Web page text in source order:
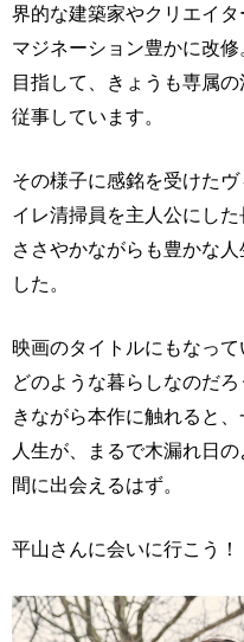
界的な建築家やクリエイ
マジネーション豊かに改
目指して、きょうも専属
従事しています。
その様子に感銘を受けた
イレ清掃員を主人公にした
ささやかながらも豊かな
した。
映画のタイトルにもなって
どのような暮らしなのだ
きながら本作に触れると
人生が、まるで木漏れ日
間に出会えるはず。
平山さんに会いに行こう